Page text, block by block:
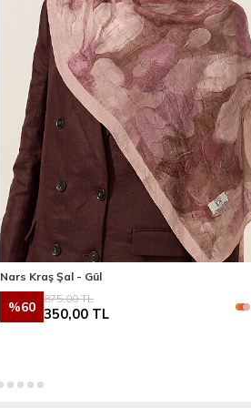
Nars Kraş Şal - Gül
%60
875,00TL
350,00 TL